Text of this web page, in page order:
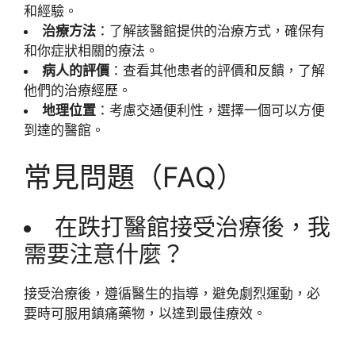
和經驗。
治療方法 ：了解該醫館提供的治療方式，確保有
和你症狀相關的療法。
病人的評價 ：查看其他患者的評價和反饋，了解
他們的治療經歷。
地理位置 ：考慮交通便利性，選擇一個可以方便
到達的醫館。
常見問題（FAQ）
在跌打醫館接受治療後，我
需要注意什麼？
接受治療後，遵循醫生的指導，避免劇烈運動，必
要時可服用鎮痛藥物，以達到最佳療效。